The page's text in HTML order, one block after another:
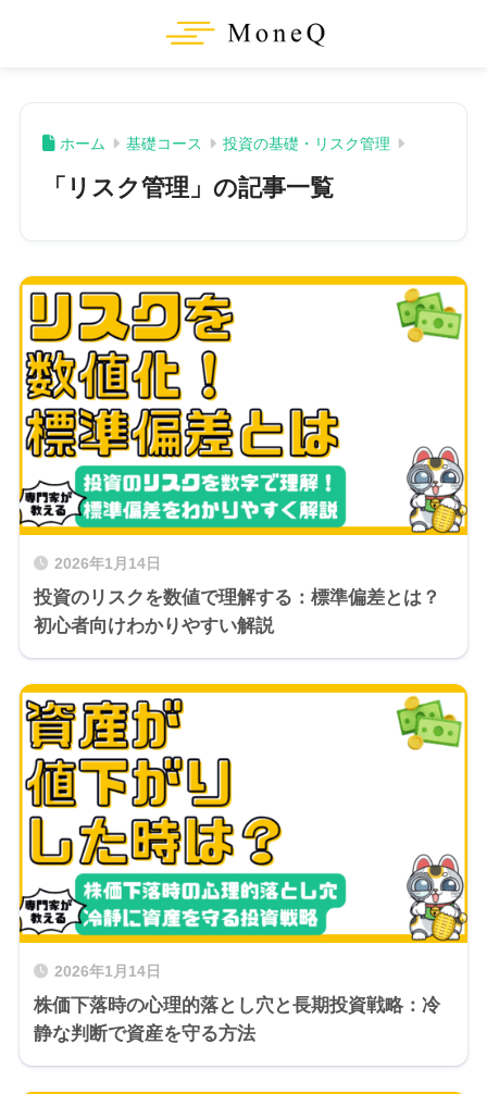
ホーム 基礎コース 投資の基礎・リスク管理
「リスク管理」の記事一覧
2026年1月14日
投資のリスクを数値で理解する：標準偏差とは？
初心者向けわかりやすい解説
2026年1月14日
株価下落時の心理的落とし穴と長期投資戦略：冷
静な判断で資産を守る方法